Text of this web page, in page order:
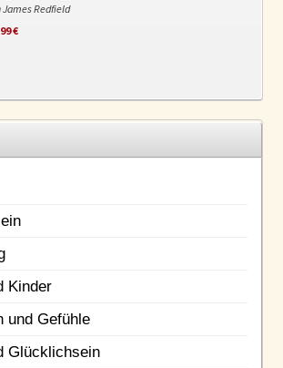
James Redfield
€
Kinder
und Gefühle
Glücklichsein